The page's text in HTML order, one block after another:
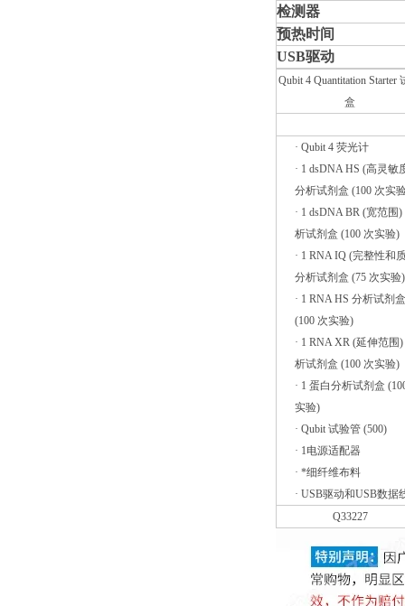
检测器
预热时间
USB驱动
Qubit 4 Quantitation Starter
盒
· Qubit 4 荧光计
· 1 dsDNA HS (高灵敏
分析试剂盒 (100 次实
· 1 dsDNA BR (宽范围)
析试剂盒 (100 次实验)
· 1 RNA IQ (完整性和
分析试剂盒 (75 次实验)
· 1 RNA HS 分析试剂盒
(100 次实验)
· 1 RNA XR (延伸范围
析试剂盒 (100 次实验)
· 1 蛋白分析试剂盒
实验)
· Qubit 试验管 (500)
· 1电源适配器
· *细纤维布料
· USB驱动和USB数据
Q33227